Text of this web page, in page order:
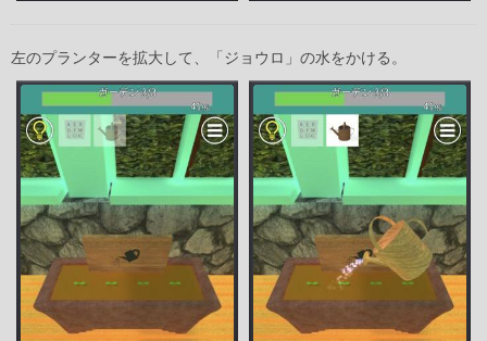
左のプランターを拡大して、「ジョウロ」の水をかける。